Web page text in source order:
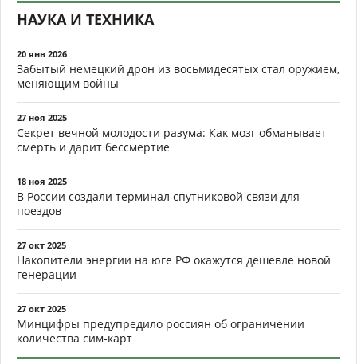
НАУКА И ТЕХНИКА
20 янв 2026
Забытый немецкий дрон из восьмидесятых стал оружием,
меняющим войны
27 ноя 2025
Секрет вечной молодости разума: Как мозг обманывает
смерть и дарит бессмертие
18 ноя 2025
В России создали терминал спутниковой связи для
поездов
27 окт 2025
Накопители энергии на юге РФ окажутся дешевле новой
генерации
27 окт 2025
Минцифры предупредило россиян об ограничении
количества сим-карт